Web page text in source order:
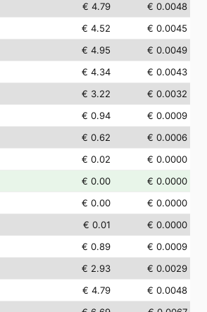
€ 4.79
€ 0.0048
€ 4.52
€ 0.0045
€ 4.95
€ 0.0049
€ 4.34
€ 0.0043
€ 3.22
€ 0.0032
€ 0.94
€ 0.0009
€ 0.62
€ 0.0006
€ 0.02
€ 0.0000
€ 0.00
€ 0.0000
€ 0.00
€ 0.0000
€ 0.01
€ 0.0000
€ 0.89
€ 0.0009
€ 2.93
€ 0.0029
€ 4.79
€ 0.0048